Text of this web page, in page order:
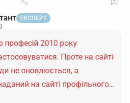
ЕКСПЕРТ
професій 2010 року
Проте на сайті
не оновлюється, а
на сайті профільного…